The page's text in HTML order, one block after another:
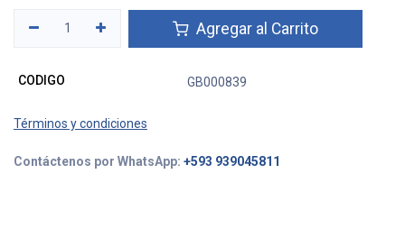
Agregar al Carrito
CODIGO GB000839
Términos y condiciones
Contáctenos por WhatsApp: +593 939045811